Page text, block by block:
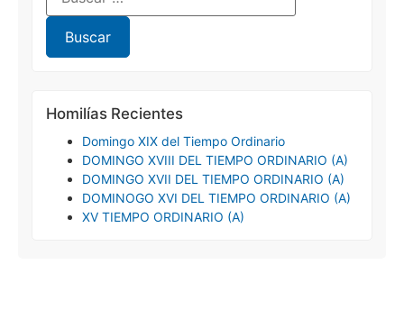
Homilías Recientes
Domingo XIX del Tiempo Ordinario
DOMINGO XVIII DEL TIEMPO ORDINARIO (A)
DOMINGO XVII DEL TIEMPO ORDINARIO (A)
DOMINOGO XVI DEL TIEMPO ORDINARIO (A)
XV TIEMPO ORDINARIO (A)